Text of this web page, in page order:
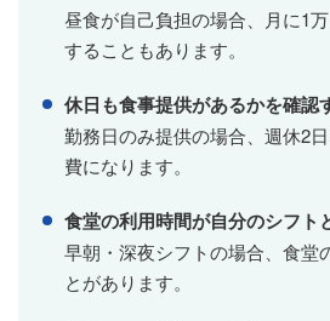
昼食が自己負担の場合、月に1
することもあります。
休日も食事提供があるかを確認
勤務日のみ提供の場合、週休2
費になります。
食堂の利用時間が自分のシフト
早朝・深夜シフトの場合、食堂
とがあります。